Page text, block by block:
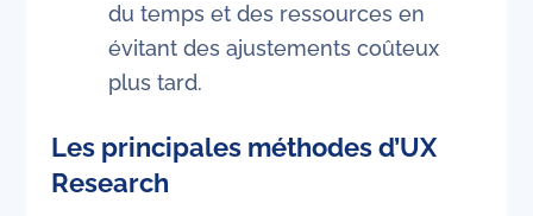
du temps et des ressources en
évitant des ajustements coûteux
plus tard.
Les principales méthodes d’UX
Research